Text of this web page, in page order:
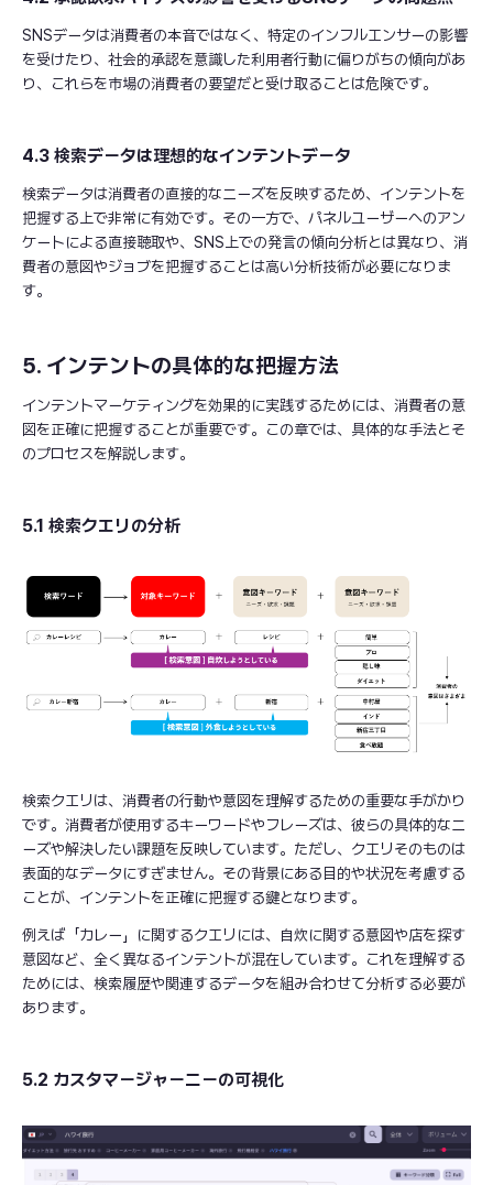
SNSデータは消費者の本音ではなく、特定のインフルエンサーの影響
を受けたり、社会的承認を意識した利用者行動に偏りがちの傾向があ
り、これらを市場の消費者の要望だと受け取ることは危険です。
4.3 検索データは理想的なインテントデータ
検索データは消費者の直接的なニーズを反映するため、インテントを
把握する上で非常に有効です。その一方で、パネルユーザーへのアン
ケートによる直接聴取や、SNS上での発言の傾向分析とは異なり、消
費者の意図やジョブを把握することは高い分析技術が必要になりま
す。
5. インテントの具体的な把握方法
インテントマーケティングを効果的に実践するためには、消費者の意
図を正確に把握することが重要です。この章では、具体的な手法とそ
のプロセスを解説します。
5.1 検索クエリの分析
検索クエリは、消費者の行動や意図を理解するための重要な手がかり
です。消費者が使用するキーワードやフレーズは、彼らの具体的なニ
ーズや解決したい課題を反映しています。ただし、クエリそのものは
表面的なデータにすぎません。その背景にある目的や状況を考慮する
ことが、インテントを正確に把握する鍵となります。
例えば「カレー」に関するクエリには、自炊に関する意図や店を探す
意図など、全く異なるインテントが混在しています。これを理解する
ためには、検索履歴や関連するデータを組み合わせて分析する必要が
あります。
5.2 カスタマージャーニーの可視化